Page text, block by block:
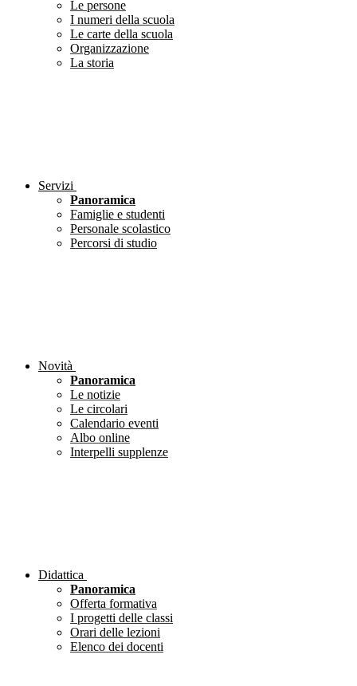
Le persone
I numeri della scuola
Le carte della scuola
Organizzazione
La storia
Servizi
Panoramica
Famiglie e studenti
Personale scolastico
Percorsi di studio
Novità
Panoramica
Le notizie
Le circolari
Calendario eventi
Albo online
Interpelli supplenze
Didattica
Panoramica
Offerta formativa
I progetti delle classi
Orari delle lezioni
Elenco dei docenti